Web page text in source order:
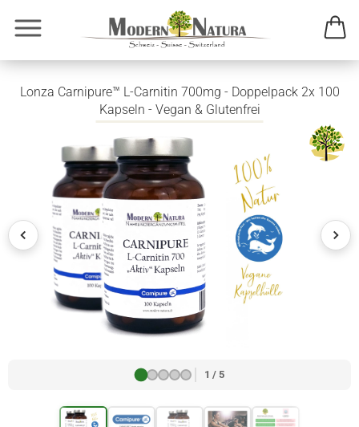
Lonza Carnipure™ L-Carnitin 700mg - Doppelpack 2x 100
Kapseln - Vegan & Glutenfrei
1 / 5